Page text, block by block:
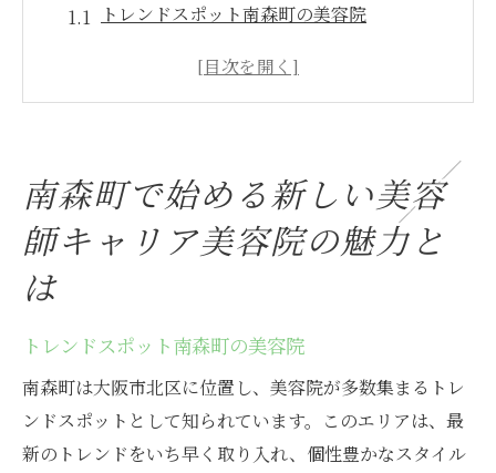
トレンドスポット南森町の美容院
南森町の美容院で得られるスキルとは
地域密着型の南森町美容院の魅力
北区で働く美容師に求められるスキル
大阪市北区の美容院で働く利点
北区の美容師求人を選ぶポイント
北区の美容院でのキャリア形成
南森町で始める新しい美容
師キャリア美容院の魅力と
は
トレンドスポット南森町の美容院
南森町は大阪市北区に位置し、美容院が多数集まるトレ
ンドスポットとして知られています。このエリアは、最
新のトレンドをいち早く取り入れ、個性豊かなスタイル